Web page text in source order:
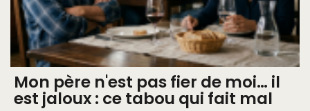
Mon père n'est pas fier de moi… il
est jaloux : ce tabou qui fait mal